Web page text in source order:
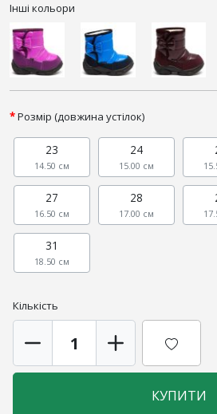
Інші кольори
Розмір (довжина устілок)
23
14.50 см
24
15.00 см
27
16.50 см
28
17.00 см
31
18.50 см
Кількість
КУПИТИ